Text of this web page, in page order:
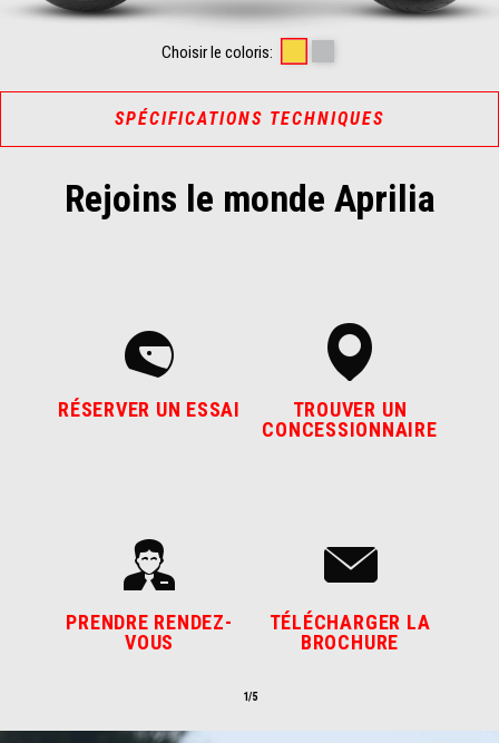
Choisir le coloris:
SPÉCIFICATIONS TECHNIQUES
Rejoins le monde Aprilia
RÉSERVER UN ESSAI
TROUVER UN
CONCESSIONNAIRE
PRENDRE RENDEZ-
VOUS
TÉLÉCHARGER LA
BROCHURE
1/5